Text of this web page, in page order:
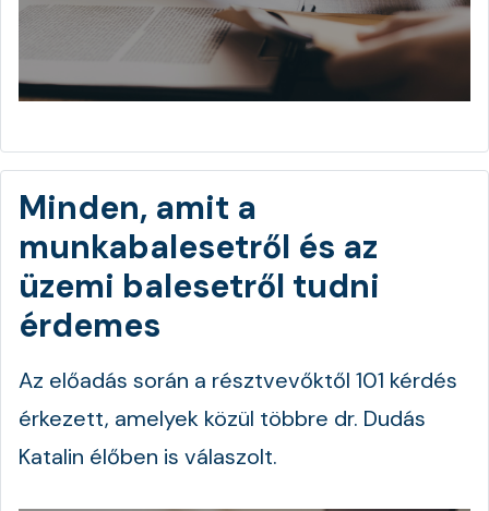
Minden, amit a
munkabalesetről és az
üzemi balesetről tudni
érdemes
Az előadás során a résztvevőktől 101 kérdés
érkezett, amelyek közül többre dr. Dudás
Katalin élőben is válaszolt.